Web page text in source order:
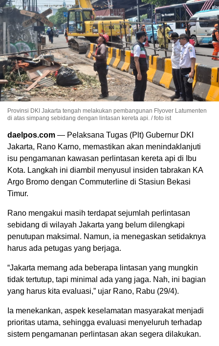
Provinsi DKI Jakarta tengah melakukan pembangunan Flyover Latumenten
di atas simpang sebidang dengan lintasan kereta api. / foto ist
daelpos.com — Pelaksana Tugas (Plt) Gubernur DKI
Jakarta, Rano Karno, memastikan akan menindaklanjuti
isu pengamanan kawasan perlintasan kereta api di Ibu
Kota. Langkah ini diambil menyusul insiden tabrakan KA
Argo Bromo dengan Commuterline di Stasiun Bekasi
Timur.
Rano mengakui masih terdapat sejumlah perlintasan
sebidang di wilayah Jakarta yang belum dilengkapi
penutupan maksimal. Namun, ia menegaskan setidaknya
harus ada petugas yang berjaga.
“Jakarta memang ada beberapa lintasan yang mungkin
tidak tertutup, tapi minimal ada yang jaga. Nah, ini bagian
yang harus kita evaluasi,” ujar Rano, Rabu (29/4).
Ia menekankan, aspek keselamatan masyarakat menjadi
prioritas utama, sehingga evaluasi menyeluruh terhadap
sistem pengamanan perlintasan akan segera dilakukan.